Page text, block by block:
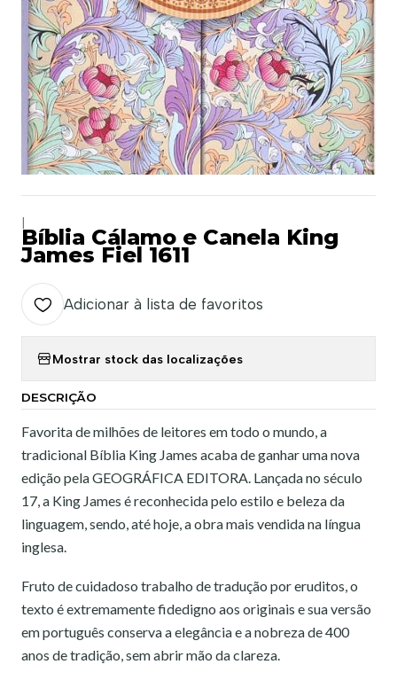
Bíblia Cálamo e Canela King
James Fiel 1611
Adicionar à lista de favoritos
Mostrar stock das localizações
DESCRIÇÃO
Favorita de milhões de leitores em todo o mundo, a
tradicional Bíblia King James acaba de ganhar uma nova
edição pela GEOGRÁFICA EDITORA. Lançada no século
17, a King James é reconhecida pelo estilo e beleza da
linguagem, sendo, até hoje, a obra mais vendida na língua
inglesa.
Fruto de cuidadoso trabalho de tradução por eruditos, o
texto é extremamente fidedigno aos originais e sua versão
em português conserva a elegância e a nobreza de 400
anos de tradição, sem abrir mão da clareza.